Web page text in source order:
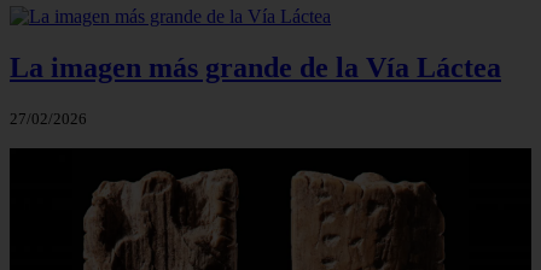
La imagen más grande de la Vía Láctea
27/02/2026